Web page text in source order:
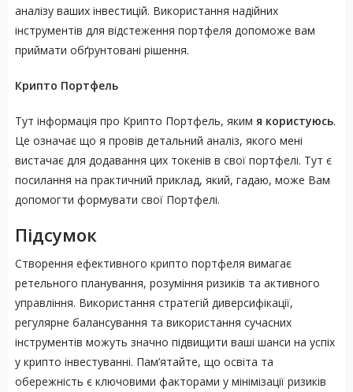
аналізу ваших інвестицій. Використання надійних
інструментів для відстеження портфеля допоможе вам
приймати обґрунтовані рішення.
Крипто Портфель
Тут інформація про Крипто Портфель, яким я користуюсь.
Це означає що я провів детальний аналіз, якого мені
вистачає для додавання цих токенів в свої портфелі. Тут є
посилання на практичний приклад, який, гадаю, може Вам
допомогти формувати свої Портфелі.
Підсумок
Створення ефективного крипто портфеля вимагає
ретельного планування, розуміння ризиків та активного
управління. Використання стратегій диверсифікації,
регулярне балансування та використання сучасних
інструментів можуть значно підвищити ваші шанси на успіх
у крипто інвестуванні. Пам’ятайте, що освіта та
обережність є ключовими факторами у мінімізації ризиків